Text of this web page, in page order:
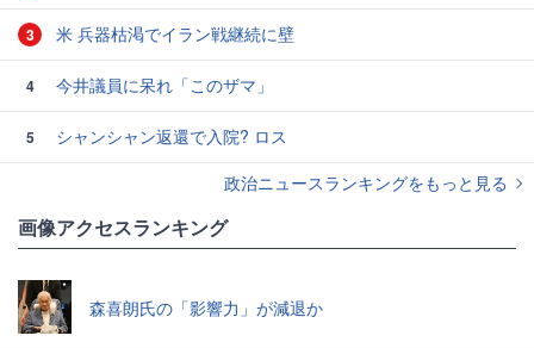
3 米 兵器枯渇でイラン戦継続に壁
4 今井議員に呆れ「このザマ」
5
シャンシャン返還で入院? ロス
政治ニュースランキングをもっと見る
画像アクセスランキング
森喜朗氏の「影響力」が減退か